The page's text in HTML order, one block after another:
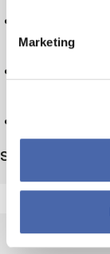
Marketing
Sort by